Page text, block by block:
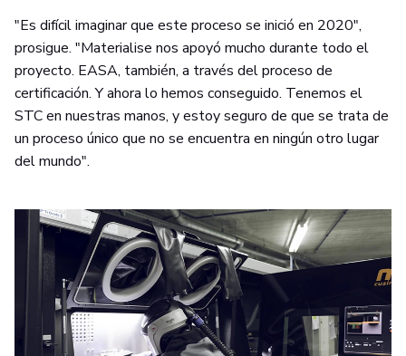
"Es difícil imaginar que este proceso se inició en 2020",
prosigue. "Materialise nos apoyó mucho durante todo el
proyecto. EASA, también, a través del proceso de
certificación. Y ahora lo hemos conseguido. Tenemos el
STC en nuestras manos, y estoy seguro de que se trata de
un proceso único que no se encuentra en ningún otro lugar
del mundo".